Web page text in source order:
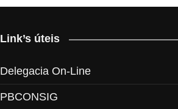
Link’s úteis
Delegacia On-Line
PBCONSIG